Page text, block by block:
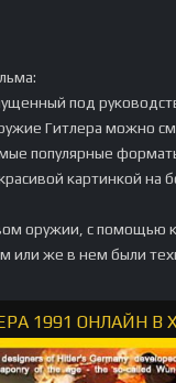
под
Гитлера можно
популярные
картинкой на
оружии, с помощью
или же в нем были
1991 ОНЛАЙН В